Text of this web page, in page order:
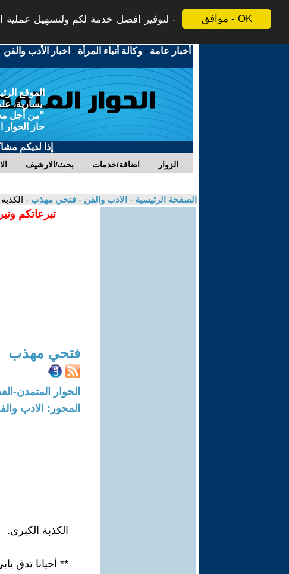
موافق - OK
لتوفير افضل خدمة لكم ولتسهيل عملية
أخبار عامة -وكالة أنباء المرأة - اخبار الأدب والفن
الموقع
يسارية،
"من أجل
حاز الحوار
إذا لديكم
بحث/الارشيف اضافة/خدمات الزوار
الصفحة الرئيسية - الادب والفن - فتحي مهذب -
تبرعاتكم
فتحي مهذب
الحوار المتمدن-العدد: 8394 - 2025 / 7 /
المحور: الادب
الكذبة الكبرى.
** أحيانا تدق